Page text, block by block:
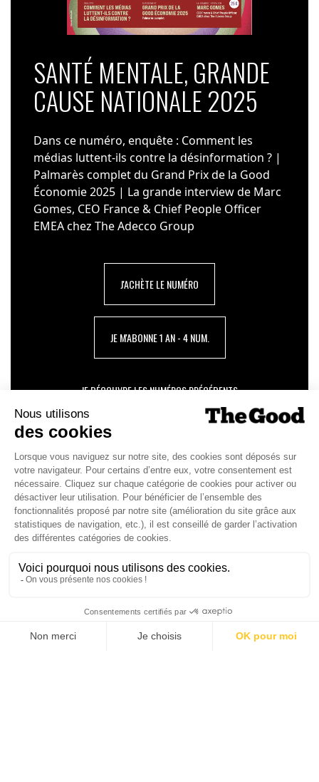
SANTÉ MENTALE, GRANDE
CAUSE NATIONALE 2025
Dans ce numéro, enquête : Comment les
médias luttent-ils contre la désinformation ? |
Palmarès complet du Grand Prix de la Good
Économie 2025 | La grande interview de Marc
Gomes, CEO France & Chief People Officer
EMEA chez The Adecco Group
J'ACHÈTE LE NUMÉRO
JE M'ABONNE 1 AN - 4 NUM.
JE DÉCOUVRE LES NUMÉROS PRÉCÉDENTS
Je suis déjà abonné(e) :
version digitale
SUIVEZ-NOUS